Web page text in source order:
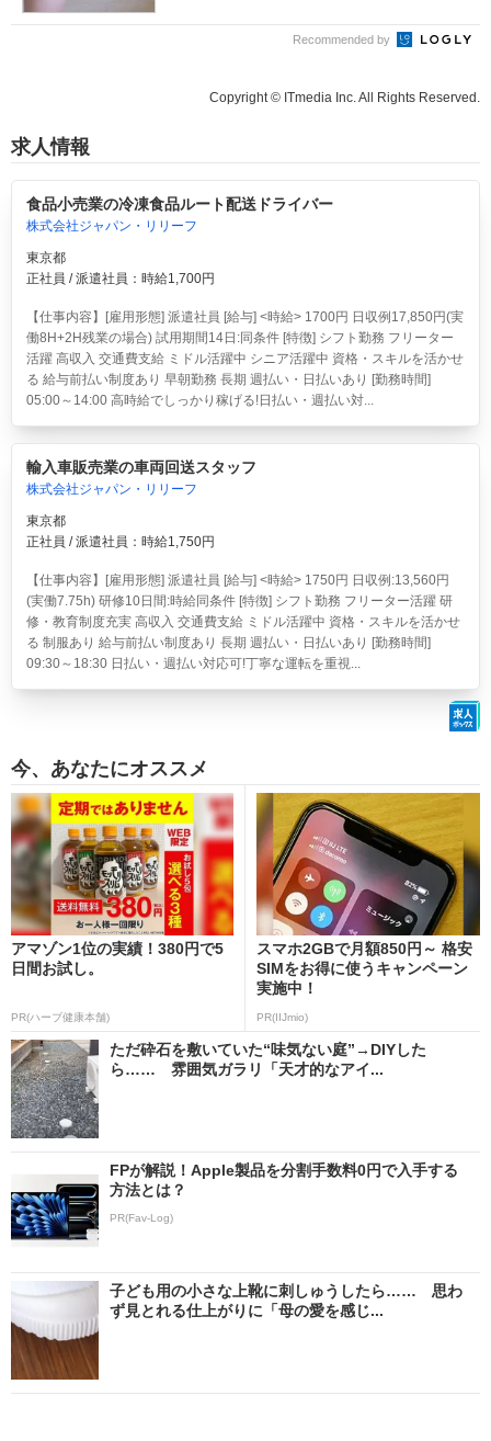
Recommended by
Copyright © ITmedia Inc. All Rights Reserved.
求人情報
食品小売業の冷凍食品ルート配送ドライバー
株式会社ジャパン・リリーフ
東京都
正社員 / 派遣社員：時給1,700円
【仕事内容】[雇用形態] 派遣社員 [給与] <時給> 1700円 日収例17,850円(実
働8H+2H残業の場合) 試用期間14日:同条件 [特徴] シフト勤務 フリーター
活躍 高収入 交通費支給 ミドル活躍中 シニア活躍中 資格・スキルを活かせ
る 給与前払い制度あり 早朝勤務 長期 週払い・日払いあり [勤務時間]
05:00～14:00 高時給でしっかり稼げる!日払い・週払い対...
輸入車販売業の車両回送スタッフ
株式会社ジャパン・リリーフ
東京都
正社員 / 派遣社員：時給1,750円
【仕事内容】[雇用形態] 派遣社員 [給与] <時給> 1750円 日収例:13,560円
(実働7.75h) 研修10日間:時給同条件 [特徴] シフト勤務 フリーター活躍 研
修・教育制度充実 高収入 交通費支給 ミドル活躍中 資格・スキルを活かせ
る 制服あり 給与前払い制度あり 長期 週払い・日払いあり [勤務時間]
09:30～18:30 日払い・週払い対応可!丁寧な運転を重視...
今、あなたにオススメ
アマゾン1位の実績！380円で5
日間お試し。
PR(ハーブ健康本舗)
スマホ2GBで月額850円～ 格安
SIMをお得に使うキャンペーン
実施中！
PR(IIJmio)
ただ砕石を敷いていた“味気ない庭”→DIYした
ら…… 雰囲気ガラリ「天才的なアイ...
FPが解説！Apple製品を分割手数料0円で入手する
方法とは？
PR(Fav-Log)
子ども用の小さな上靴に刺しゅうしたら…… 思わ
ず見とれる仕上がりに「母の愛を感じ...